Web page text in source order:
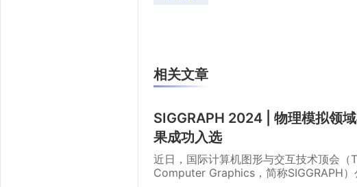
相关文章
SIGGRAPH 2024 | 物理模拟领
果成功入选
近日，国际计算机图形与交互技术顶会
Computer Graphics，简称SIGGRAPH